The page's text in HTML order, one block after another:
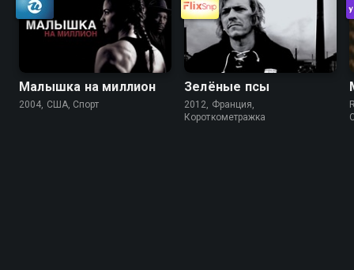
Малышка на миллион
2004, США, Спорт
Зелёные псы
2012, Франция,
Короткометражка